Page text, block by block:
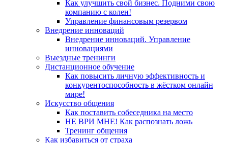
Как улучшить свой бизнес. Подними свою
компанию с колен!
Управление финансовым резервом
Внедрение инноваций
Внедрение инноваций. Управление
инновациями
Выездные тренинги
Дистанционное обучение
Как повысить личную эффективность и
конкурентоспособность в жёстком онлайн
мире!
Искусство общения
Как поставить собеседника на место
НЕ ВРИ МНЕ! Как распознать ложь
Тренинг общения
Как избавиться от страха